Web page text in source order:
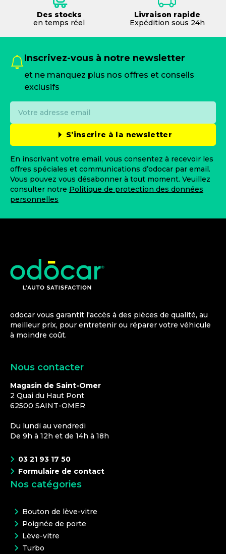
Des stocks
en temps réel
Livraison rapide
Expédition sous 24h
Inscrivez-vous à notre newsletter
et ne manquez plus nos offres et conseils
exclusifs
S’inscrire à la newsletter
En inscrivant votre email, vous consentez à recevoir les
offres spéciales et communications d’odocar par email.
Vous pouvez vous désabonner à tout moment. Veuillez
consulter notre Politique de protection des données
personnelles
odocar vous garantit l'accès à des pièces de qualité, au
meilleur prix, pour entretenir ou réparer votre véhicule
à moindre coût.
Nous contacter
Magasin de Saint-Omer
2 Quai du Haut Pont
62500 SAINT-OMER
Du lundi au vendredi
De 9h à 12h et de 14h à 18h
03 21 93 17 50
Formulaire de contact
Nos catégories
Bouton de lève-vitre
Poignée de porte
Lève-vitre
Turbo